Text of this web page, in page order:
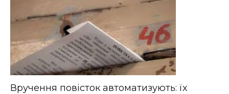
Вручення повісток автоматизують: їх